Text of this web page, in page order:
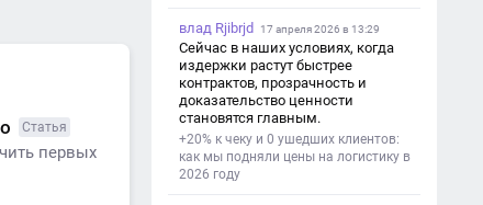
Статья
первых
должность учителя. - Город, год. 2.
Введение - Актуальность темы
(почему это важно). - Цель и
задачи проекта. - Объект и предмет
исследования. - Методы работы. 3.
Основная часть - Теоретическая
основные понятия. - Практическая
глава: что сделано (исследование,
опрос, создание изделия и т. д.). -
влад Rjibrjd 17 апреля 2026 в 13:29
Сейчас в наших условиях, когда
издержки растут быстрее
контрактов, прозрачность и
доказательство ценности
становятся главным.
+20% к чеку и 0 ушедших клиентов:
как мы подняли цены на логистику в
2026 году